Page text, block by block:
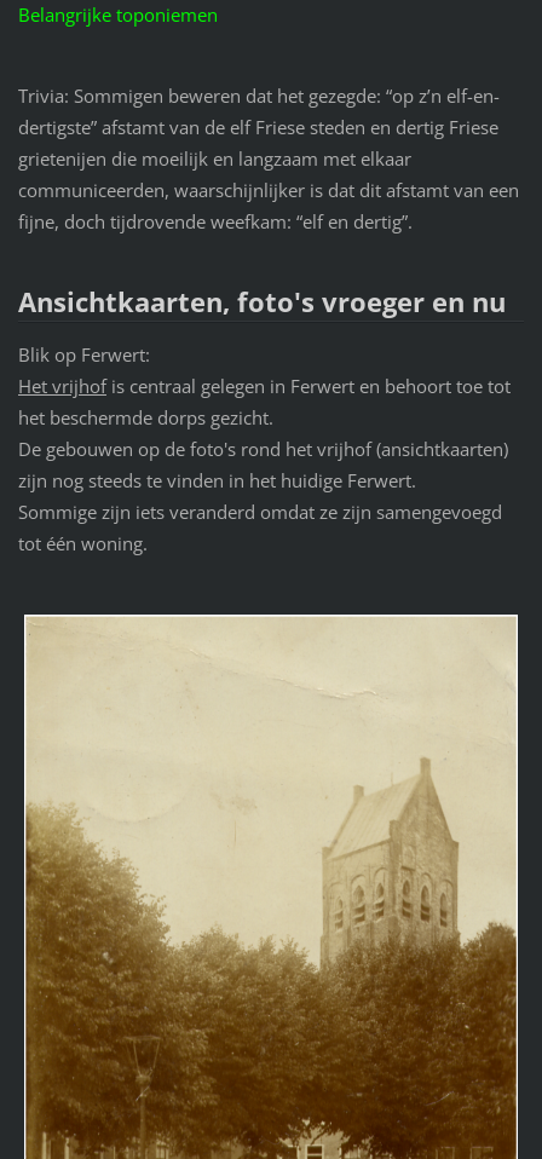
Belangrijke toponiemen
Trivia: Sommigen beweren dat het gezegde: “op z’n elf-en-
dertigste” afstamt van de elf Friese steden en dertig Friese
grietenijen die moeilijk en langzaam met elkaar
communiceerden, waarschijnlijker is dat dit afstamt van een
fijne, doch tijdrovende weefkam: “elf en dertig”.
Ansichtkaarten, foto's vroeger en nu
Blik op Ferwert:
Het vrijhofis centraal gelegen in Ferwert en behoort toe tot
het beschermde dorps gezicht.
De gebouwen op de foto's rond het vrijhof (ansichtkaarten)
zijn nog steeds te vinden in het huidige Ferwert.
Sommige zijn iets veranderd omdat ze zijn samengevoegd
tot één woning.